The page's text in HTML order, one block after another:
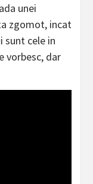
unei
zgomot, incat
sunt cele in
vorbesc, dar